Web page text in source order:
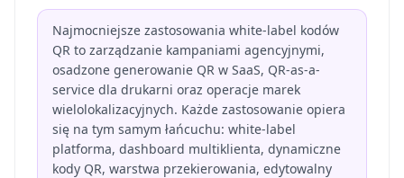
Najmocniejsze zastosowania white-label kodów
QR to zarządzanie kampaniami agencyjnymi,
osadzone generowanie QR w SaaS, QR-as-a-
service dla drukarni oraz operacje marek
wielolokalizacyjnych. Każde zastosowanie opiera
się na tym samym łańcuchu: white-label
platforma, dashboard multiklienta, dynamiczne
kody QR, warstwa przekierowania, edytowalny